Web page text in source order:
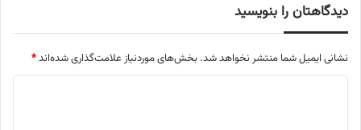
دیدگاهتان را بنویسید
نشانی ایمیل شما منتشر نخواهد شد. بخش‌های موردنیاز علامت‌گذاری شده‌اند*